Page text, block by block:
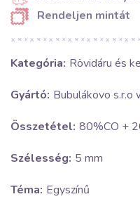
Rendeljen mintát
Kategória: Rövidáru és
Gyártó: Bubulákovo s.r.o
Összetétel: 80%CO +
Szélesség: 5 mm
Téma: Egyszínű